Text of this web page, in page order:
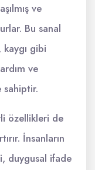
ve
Bu sanal
gibi
ve
sahiptir.
özellikleri de
İnsanların
duygusal ifade